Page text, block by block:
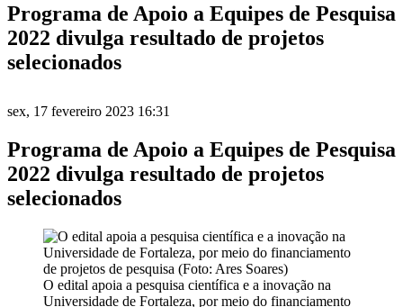
Programa de Apoio a Equipes de Pesquisa
2022 divulga resultado de projetos
selecionados
sex, 17 fevereiro 2023 16:31
Programa de Apoio a Equipes de Pesquisa
2022 divulga resultado de projetos
selecionados
O edital apoia a pesquisa científica e a inovação na
Universidade de Fortaleza, por meio do financiamento